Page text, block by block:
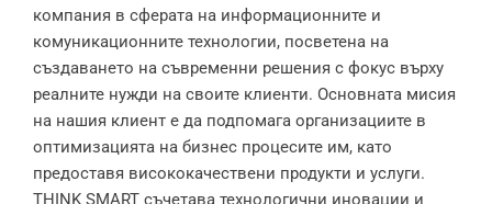
компания в сферата на информационните и
комуникационните технологии, посветена на
създаването на съвременни решения с фокус върху
реалните нужди на своите клиенти. Основната мисия
на нашия клиент е да подпомага организациите в
оптимизацията на бизнес процесите им, като
предоставя висококачествени продукти и услуги.
THINK SMART съчетава технологични иновации и